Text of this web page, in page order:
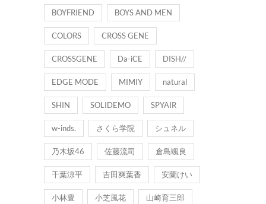
BOYFRIEND BOYS AND MEN
COLORS CROSS GENE
CROSSGENE Da-iCE DISH//
EDGE MODE MIMIY natural
SHIN SOLIDEMO SPYAIR
w-inds. さくら学院 シュネル
乃木坂46 佐藤流司 倉島颯良
千葉涼平 吉田爽葉香 安蘭けい
小林豊 小芝風花 山崎育三郎